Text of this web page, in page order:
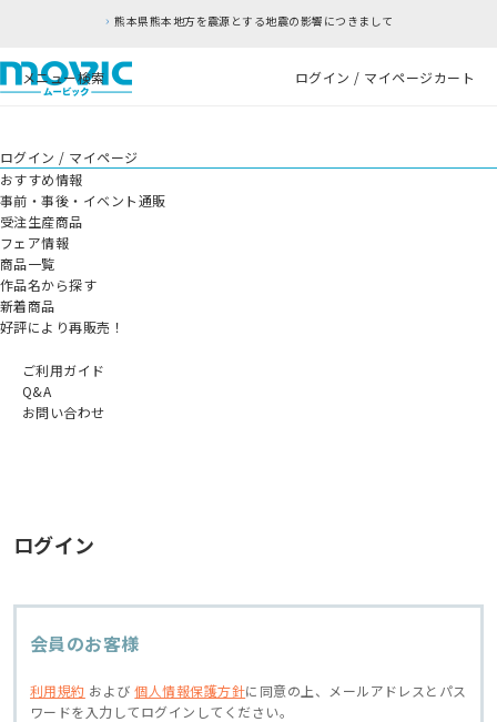
熊本県熊本地方を震源とする地震の影響につきまして
メニュー検索 ログイン / マイページカート
ログイン / マイページ
おすすめ情報
事前・事後・イベント通販
受注生産商品
フェア情報
商品一覧
作品名から探す
新着商品
好評により再販売！
ご利用ガイド
Q&A
お問い合わせ
ログイン
会員のお客様
利用規約 および個人情報保護方針に同意の上、
メールアドレスとパス
ワードを入力してログインしてください。